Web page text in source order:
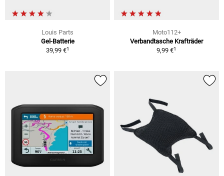
Louis Parts
Gel-Batterie
39,99 €1
Moto112+
Verbandtasche Krafträder
9,99 €1